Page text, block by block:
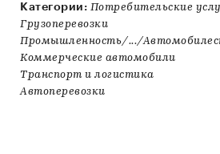
Категории: Потребительские
Грузоперевозки
Промышленность/.../
Коммерческие автомобили
Транспорт и логистика
Автоперевозки